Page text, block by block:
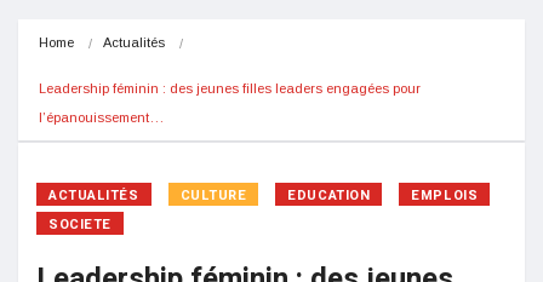
Home Actualités
Leadership féminin : des jeunes filles leaders engagées pour
l’épanouissement…
ACTUALITÉS CULTURE EDUCATION
EMPLOIS
SOCIETE